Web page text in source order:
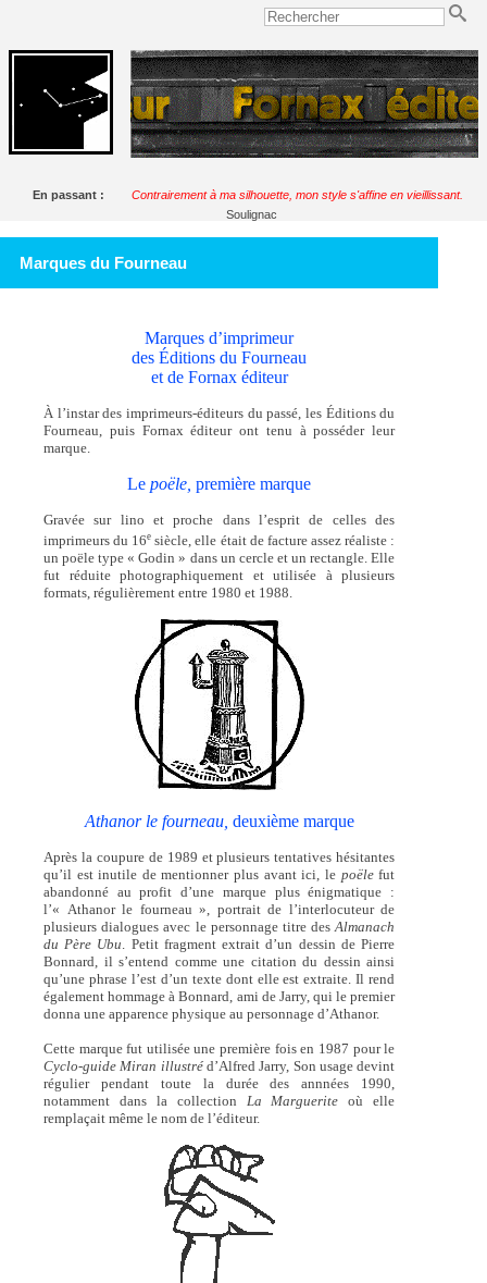
En passant :
Contrairement à ma silhouette, mon style s'affine en vieillissant.
Soulignac
Marques du Fourneau
Marques d’imprimeur
des Éditions du Fourneau
et de Fornax éditeur
À l’instar des imprimeurs-éditeurs du passé, les Éditions du
Fourneau, puis Fornax éditeur ont tenu à posséder leur
marque.
Lepoële, première marque
Gravée sur lino et proche dans l’esprit de celles des
imprimeurs du 16e siècle, elle était de facture assez réaliste :
un poële type « Godin » dans un cercle et un rectangle. Elle
fut réduite photographiquement et utilisée à plusieurs
formats, régulièrement entre 1980 et 1988.
Athanor le fourneau, deuxième marque
Après la coupure de 1989 et plusieurs tentatives hésitantes
qu’il est inutile de mentionner plus avant ici, le poëlefut
abandonné au profit d’une marque plus énigmatique :
l’« Athanor le fourneau », portrait de l’interlocuteur de
plusieurs dialogues avec le personnage titre desAlmanach
du Père Ubu. Petit fragment extrait d’un dessin de Pierre
Bonnard, il s’entend comme une citation du dessin ainsi
qu’une phrase l’est d’un texte dont elle est extraite. Il rend
également hommage à Bonnard, ami de Jarry, qui le premier
donna une apparence physique au personnage d’Athanor.
Cette marque fut utilisée une première fois en 1987 pour le
Cyclo-guide Miran illustréd’Alfred Jarry, Son usage devint
régulier pendant toute la durée des annnées 1990,
notamment dans la collection La Marguerite où elle
remplaçait même le nom de l’éditeur.